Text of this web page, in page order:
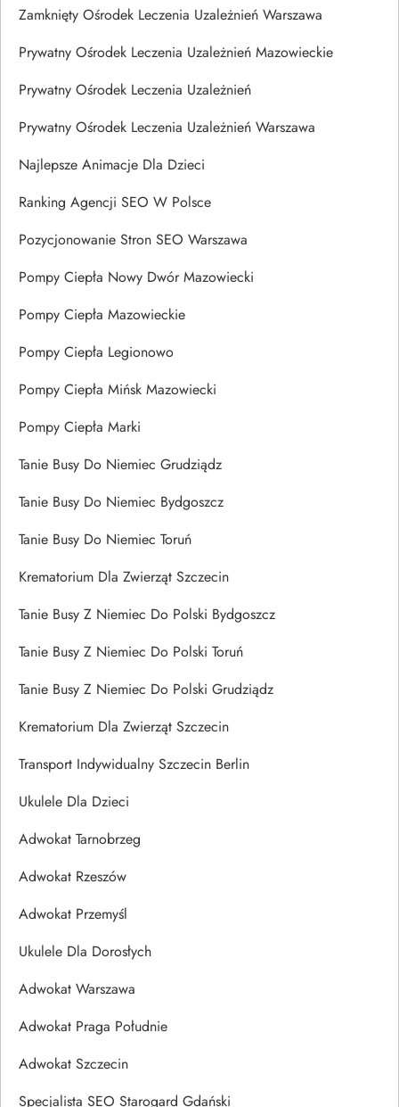
Zamknięty Ośrodek Leczenia Uzależnień Warszawa
Prywatny Ośrodek Leczenia Uzależnień Mazowieckie
Prywatny Ośrodek Leczenia Uzależnień
Prywatny Ośrodek Leczenia Uzależnień Warszawa
Najlepsze Animacje Dla Dzieci
Ranking Agencji SEO W Polsce
Pozycjonowanie Stron SEO Warszawa
Pompy Ciepła Nowy Dwór Mazowiecki
Pompy Ciepła Mazowieckie
Pompy Ciepła Legionowo
Pompy Ciepła Mińsk Mazowiecki
Pompy Ciepła Marki
Tanie Busy Do Niemiec Grudziądz
Tanie Busy Do Niemiec Bydgoszcz
Tanie Busy Do Niemiec Toruń
Krematorium Dla Zwierząt Szczecin
Tanie Busy Z Niemiec Do Polski Bydgoszcz
Tanie Busy Z Niemiec Do Polski Toruń
Tanie Busy Z Niemiec Do Polski Grudziądz
Krematorium Dla Zwierząt Szczecin
Transport Indywidualny Szczecin Berlin
Ukulele Dla Dzieci
Adwokat Tarnobrzeg
Adwokat Rzeszów
Adwokat Przemyśl
Ukulele Dla Dorosłych
Adwokat Warszawa
Adwokat Praga Południe
Adwokat Szczecin
Specjalista SEO Starogard Gdański